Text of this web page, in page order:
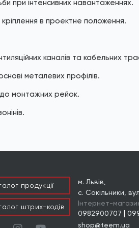
при інтенсивних навантаженнях.
в проектне положення.
каналів та кабельних
металевих профілів.
монтажних рейок.
продукцiї
штрих-кодів
м. Львів,
с. Сокільники,
Інтернет-
0982900707
shop@teem.ua